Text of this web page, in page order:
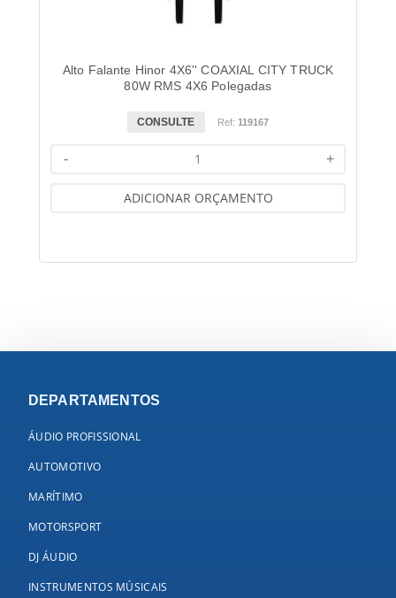
Alto Falante Hinor 4X6'' COAXIAL CITY TRUCK
80W RMS 4X6 Polegadas
CONSULTE Ref: 119167
+
-
ADICIONAR ORÇAMENTO
DEPARTAMENTOS
ÁUDIO PROFISSIONAL
AUTOMOTIVO
MARÍTIMO
MOTORSPORT
DJ ÁUDIO
INSTRUMENTOS MÚSICAIS